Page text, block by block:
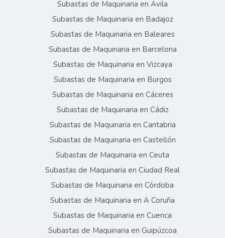
Subastas de Maquinaria en Ávila
Subastas de Maquinaria en Badajoz
Subastas de Maquinaria en Baleares
Subastas de Maquinaria en Barcelona
Subastas de Maquinaria en Vizcaya
Subastas de Maquinaria en Burgos
Subastas de Maquinaria en Cáceres
Subastas de Maquinaria en Cádiz
Subastas de Maquinaria en Cantabria
Subastas de Maquinaria en Castellón
Subastas de Maquinaria en Ceuta
Subastas de Maquinaria en Ciudad Real
Subastas de Maquinaria en Córdoba
Subastas de Maquinaria en A Coruña
Subastas de Maquinaria en Cuenca
Subastas de Maquinaria en Guipúzcoa